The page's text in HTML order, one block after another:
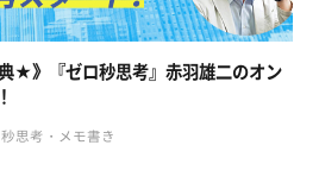
★》『ゼロ秒思考』赤羽雄二のオン
思考・メモ書き